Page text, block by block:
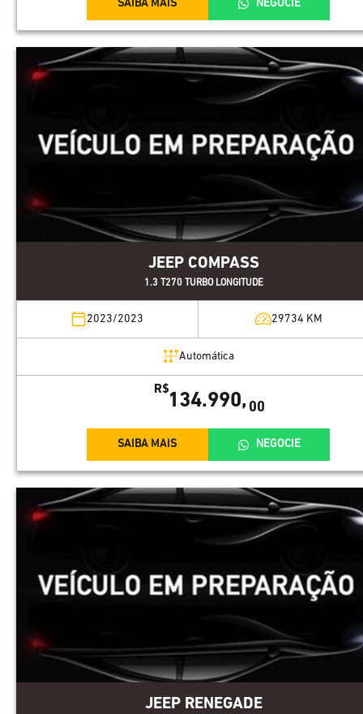
SAIBA MAIS NEGOCIE
JEEP COMPASS
1.3 T270 TURBO LONGITUDE
2023/2023 29734 KM
Automática
R$
134.990, 00
SAIBA MAIS NEGOCIE
JEEP RENEGADE